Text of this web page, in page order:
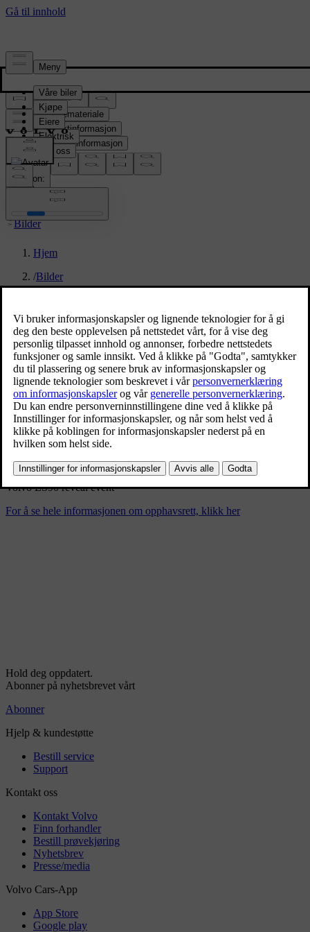
Presserom
Pressemateriale
Produktinformasjon
Selskapsinformasjon
Mediekontakter
location:
NO
Bilder
Hjem
/Bilder
Volvo ES90 reveal event
3/5/2025
Bokmerke
Del
Last ned
Volvo ES90 reveal event
For å se hele informasjonen om opphavsrett, klikk her